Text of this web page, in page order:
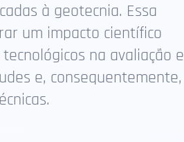
à geotecnia. Essa
um impacto científico
na avaliação e
e, consequentemente,